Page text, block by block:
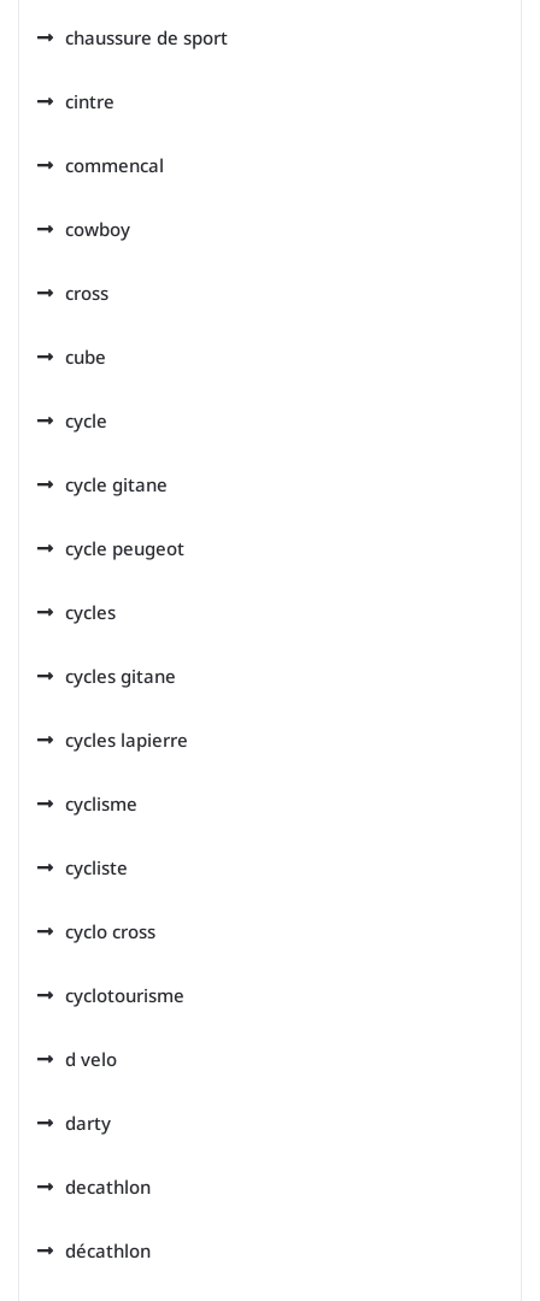
chaussure de sport
cintre
commencal
cowboy
cross
cube
cycle
cycle gitane
cycle peugeot
cycles
cycles gitane
cycles lapierre
cyclisme
cycliste
cyclo cross
cyclotourisme
d velo
darty
decathlon
décathlon